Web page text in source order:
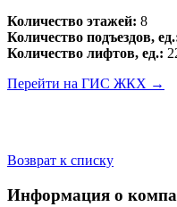
Количество этажей: 8
Количество подъездов,
Количество лифтов, ед.:
Перейти на ГИС ЖКХ →
Возврат к списку
Информация о